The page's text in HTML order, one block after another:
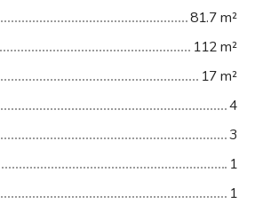
81.7m²
112m²
17m²
4
3
1
1